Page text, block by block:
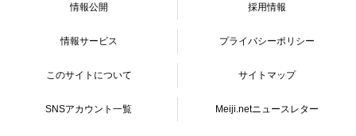
情報公開 採用情報
情報サービス プライバシーポリシー
このサイトについて サイトマップ
SNSアカウント一覧 Meiji.netニュースレター